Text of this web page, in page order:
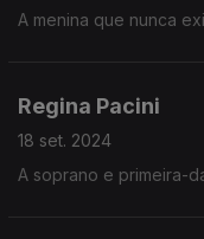
A menina que nunca
Regina Pacini
18 set. 2024
A soprano e primeira-